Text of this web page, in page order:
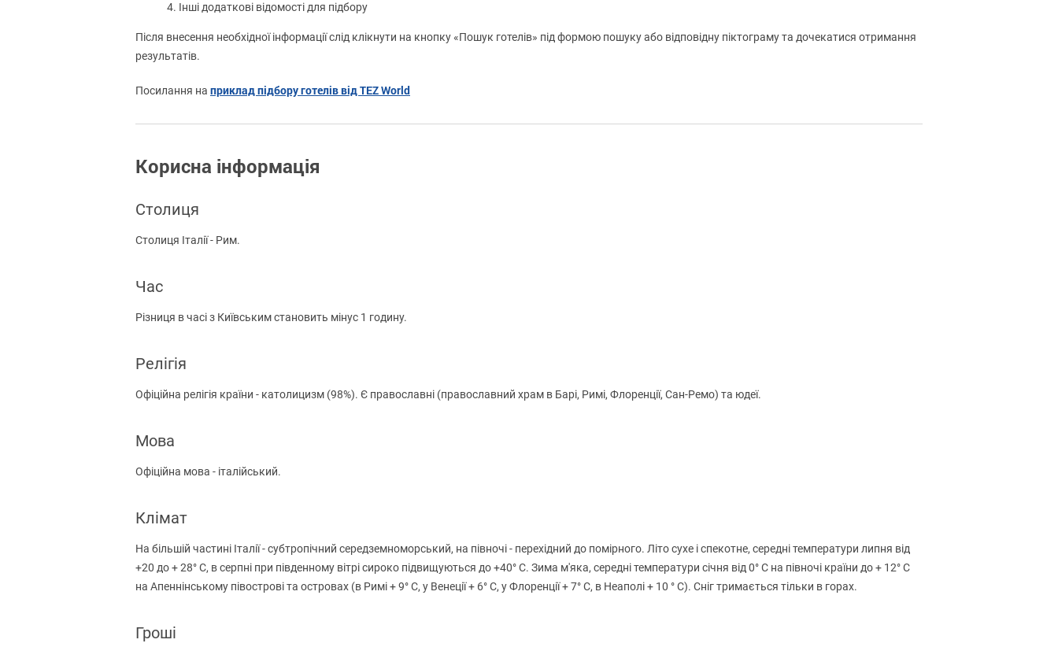
Інші додаткові відомості для підбору
Після внесення необхідної інформації слід клікнути на кнопку «Пошук готелів» під формою пошуку або відповідну піктограму та дочекатися отримання
результатів.
Посилання на приклад підбору готелів від TEZ World
Корисна інформація
Столиця
Столиця Італії - Рим.
Час
Різниця в часі з Київським становить мінус 1 годину.
Релігія
Офіційна релігія країни - католицизм (98%). Є православні (православний храм в Барі, Римі, Флоренції, Сан-Ремо) та юдеї.
Мова
Офіційна мова - італійський.
Клімат
На більшій частині Італії - субтропічний середземноморський, на півночі - перехідний до помірного. Літо сухе і спекотне, середні температури липня від
+20 до + 28° C, в серпні при південному вітрі сироко підвищуються до +40° C. Зима м'яка, середні температури січня від 0° C на півночі країни до + 12° C
на Апеннінському півострові та островах (в Римі + 9° C, у Венеції + 6° C, у Флоренції + 7° C, в Неаполі + 10 ° C). Сніг тримається тільки в горах.
Гроші